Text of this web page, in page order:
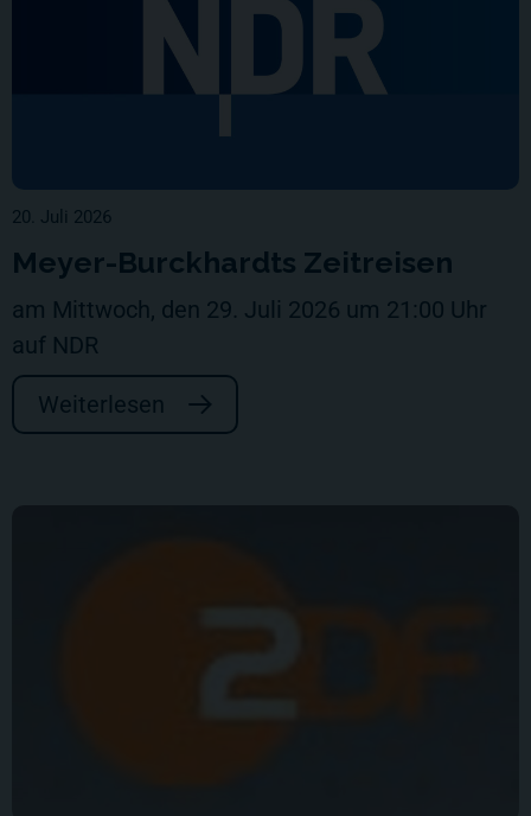
20. Juli 2026
Meyer-Burckhardts Zeitreisen
am Mittwoch, den 29. Juli 2026 um 21:00 Uhr
auf NDR
Weiterlesen